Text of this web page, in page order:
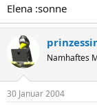
Elena :sonne
Namhaftes
30 Januar 2004